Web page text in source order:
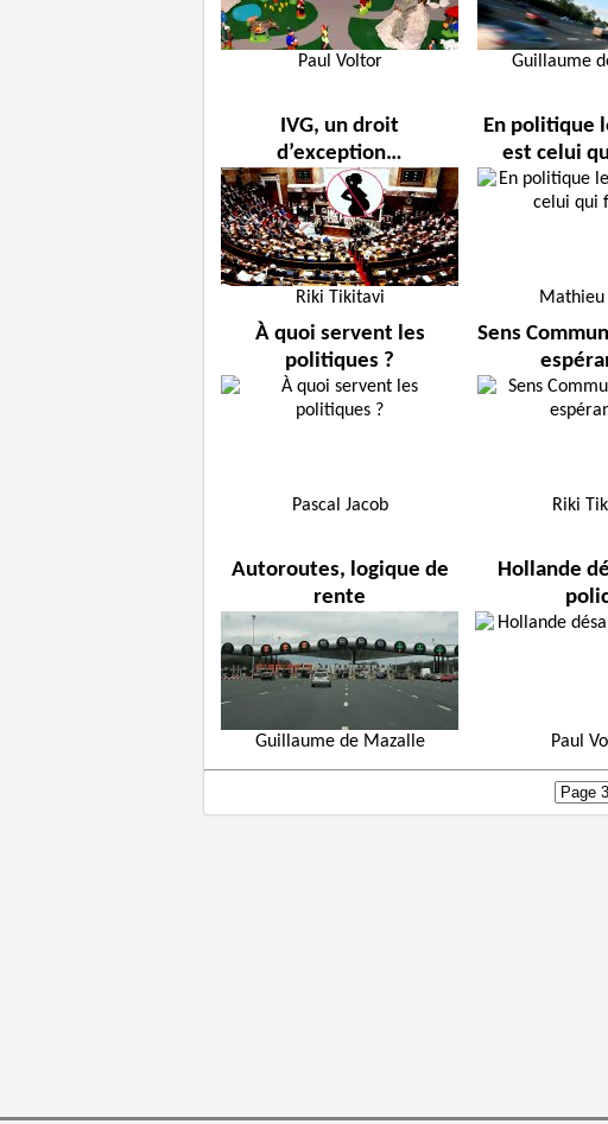
Paul Voltor Guillaume
IVG, un droit
d’exception…
Riki Tikitavi
En politique
est celui
À quoi servent les
politiques ?
Pascal Jacob
Sens
Riki
Autoroutes, logique de
rente
Guillaume de Mazalle
Hollande
Paul